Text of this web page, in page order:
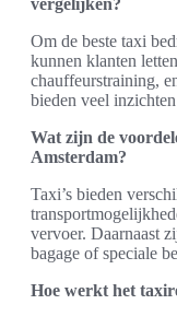
Om de beste taxi
kunnen klanten
chauffeurstraining,
bieden veel
Wat zijn de
Amsterdam?
Taxi’s bieden
vervoer. Daarnaast
bagage of speciale
Hoe werkt het